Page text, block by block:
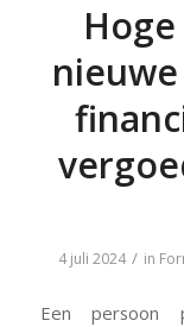
4 juli 2024 / in
Een persoon